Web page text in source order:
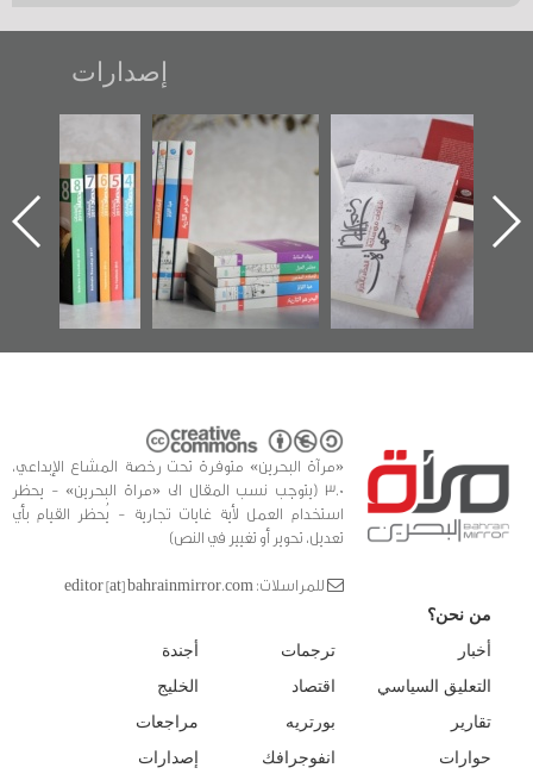
إصدارات
"حماة الباب الأخير":
الإصدار الأول عن
اعتصام الدراز
وأحداث ساحة
الفداء لمركز أوال
للدراسات والتوثيق
تصنيف موضوعي
للوثائق البريطانية
يقدمه «مركز أوال»
في سلسلة من 5
كتب
تصدر حصاد
الساحات 2019
«مرآة البحرين» متوفرة تحت رخصة المشاع الإبداعي،
3.0 (يتوجب نسب المقال الى «مراة البحرين» - يحظر
استخدام العمل لأية غايات تجارية - يُحظر القيام بأي
تعديل، تحوير أو تغيير في النص)
للمراسلات: editor [at] bahrainmirror.com
من نحن؟
أخبار
التعليق السياسي
تقارير
حوارات
ترجمات
اقتصاد
بورتريه
انفوجرافك
أجندة
الخليج
مراجعات
إصدارات